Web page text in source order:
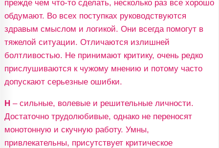
прежде чем что-то сделать, несколько раз все хорошо
обдумают. Во всех поступках руководствуются
здравым смыслом и логикой. Они всегда помогут в
тяжелой ситуации. Отличаются излишней
болтливостью. Не принимают критику, очень редко
прислушиваются к чужому мнению и потому часто
допускают серьезные ошибки.
Н– сильные, волевые и решительные личности.
Достаточно трудолюбивые, однако не переносят
монотонную и скучную работу. Умны,
привлекательны, присутствует критическое